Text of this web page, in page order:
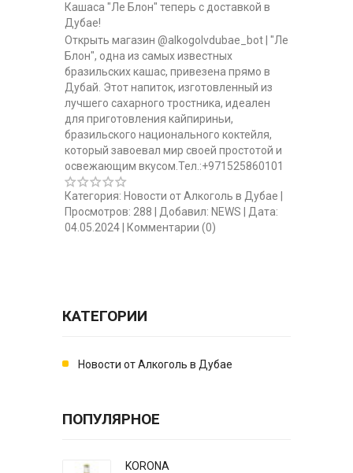
Кашаса "Ле Блон" теперь с доставкой в
Дубае!
Открыть магазин @alkogolvdubae_bot | "Ле
Блон", одна из самых известных
бразильских кашас, привезена прямо в
Дубай. Этот напиток, изготовленный из
лучшего сахарного тростника, идеален
для приготовления кайпириньи,
бразильского национального коктейля,
который завоевал мир своей простотой и
освежающим вкусом.Тел.:+971525860101
Категория: Новости от Алкоголь в Дубае
Просмотров: 288 Добавил: NEWS
Дата:
04.05.2024
Комментарии (0)
КАТЕГОРИИ
Новости от Алкоголь в Дубае
ПОПУЛЯРНОЕ
KORONA